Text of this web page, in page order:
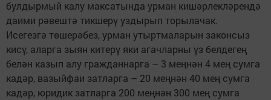
булдырмый калу максатында урман кишәрлекләрендә
даими рәвештә тикшерү уздырып торылачак.
Исегезгә төшерәбез, урман утыртмаларын законсыз
кисү, аларга зыян китерү яки агачларны үз белдегең
белән казып алу гражданнарга – 3 меңнән 4 мең сумга
кадәр, вазыйфаи затларга – 20 меңнән 40 мең сумга
кадәр, юридик затларга 200 меңнән 300 мең сумга